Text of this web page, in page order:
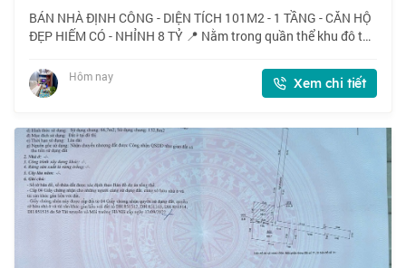
BÁN NHÀ ĐỊNH CÔNG - DIỆN TÍCH 101M2 - 1 TẦNG - CĂN HỘ
ĐẸP HIẾM CÓ - NHỈNH 8 TỶ 📍 Nằm trong quần thể khu đô thị
chỉ vài trăm mét, nhà do HUD xâ
Hôm nay Xem chi tiết